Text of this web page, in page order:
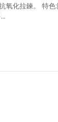
氧化拉鍊。 特